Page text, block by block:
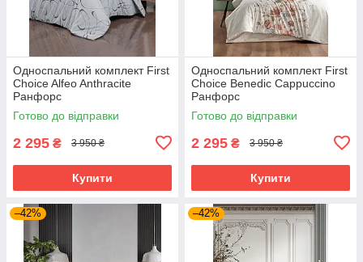
Односпальний комплект First
Choice Alfeo Anthracite
Ранфорс
Готово до відправки
2 295 ₴ 3 950 ₴
Купити
Односпальний комплект First
Choice Benedic Cappuccino
Ранфорс
Готово до відправки
2 295 ₴ 3 950 ₴
Купити
–42% –42%